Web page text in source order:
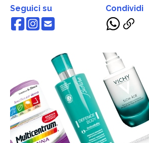
Seguici su Condividi